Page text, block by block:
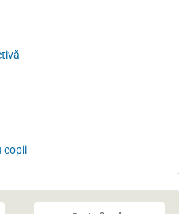
copii